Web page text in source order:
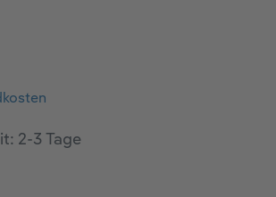
2-3 Tage